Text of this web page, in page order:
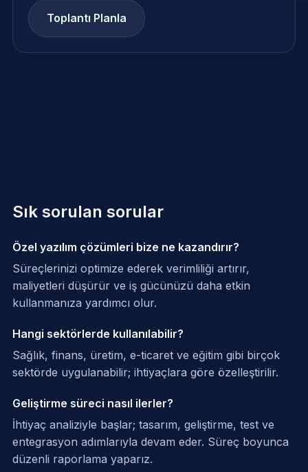
Toplantı Planla
Sık sorulan sorular
Özel yazılım çözümleri bize ne kazandırır?
Süreçlerinizi optimize ederek verimliliği artırır,
maliyetleri düşürür ve iş gücünüzü daha etkin
kullanmanıza yardımcı olur.
Hangi sektörlerde kullanılabilir?
Sağlık, finans, üretim, e-ticaret ve eğitim gibi birçok
sektörde uygulanabilir; ihtiyaçlara göre özelleştirilir.
Geliştirme süreci nasıl ilerler?
İhtiyaç analiziyle başlar; tasarım, geliştirme, test ve
entegrasyon adımlarıyla devam eder. Süreç boyunca
düzenli raporlama yaparız.